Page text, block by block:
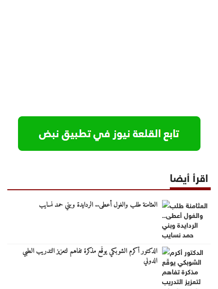
اقرأ أيضا
العثامنة طلب والغول أعطى.. الردايدة وبني حمد نسايب
الدكتور أكرم الشوبكي يوقّع مذكرة تفاهم لتعزيز التدريب الطبي
الدولي